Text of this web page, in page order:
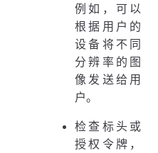
例如，可以
根据用户的
设备将不同
分辨率的图
像发送给用
户。
检查标头或
授权令牌，